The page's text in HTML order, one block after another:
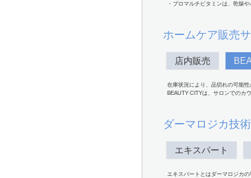
・プロマルチビタミンは、乾燥
ホームケア販売
店内販売
在庫状況により、品切れの可能
BEAUTY CITYは、サロンでのカ
ダーマロジカ技
エキスパート
エキスパートとはダーマロジカ